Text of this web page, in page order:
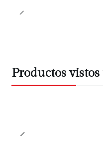
Productos